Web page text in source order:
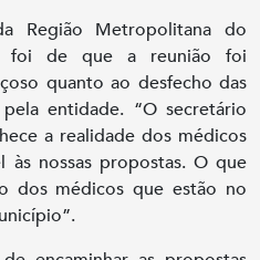
Região Metropolitana do
foi de que a reunião foi
quanto ao desfecho das
entidade. “O secretário
a realidade dos médicos
nossas propostas. O que
dos médicos que estão no